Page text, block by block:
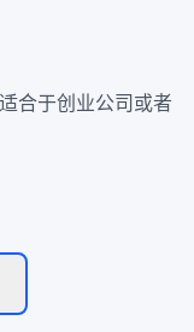
合于创业公司或者